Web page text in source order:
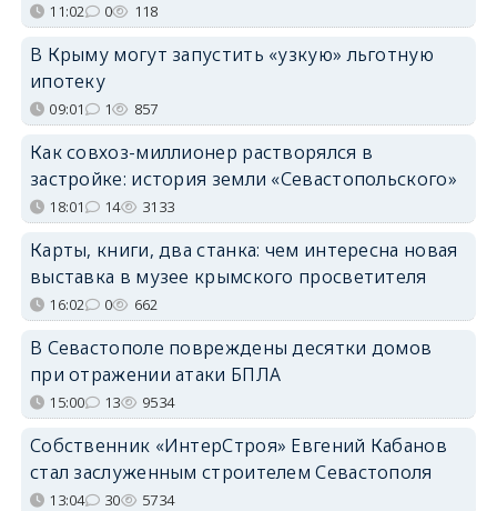
11:02 0 118
В Крыму могут запустить «узкую» льготную
ипотеку
09:01 1 857
Как совхоз-миллионер растворялся в
застройке: история земли «Севастопольского»
18:01 14 3133
Карты, книги, два станка: чем интересна новая
выставка в музее крымского просветителя
16:02 0 662
В Севастополе повреждены десятки домов
при отражении атаки БПЛА
15:00 13 9534
Собственник «ИнтерСтроя» Евгений Кабанов
стал заслуженным строителем Севастополя
13:04 30 5734